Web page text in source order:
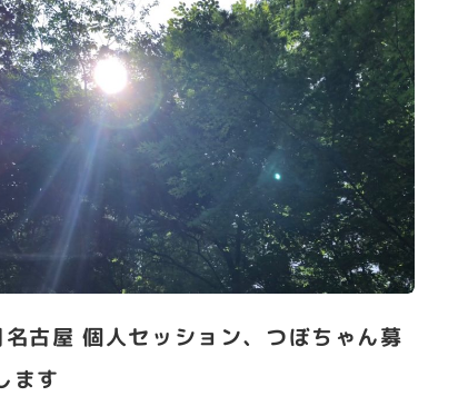
古屋 個人セッション、つぼちゃん募
ます